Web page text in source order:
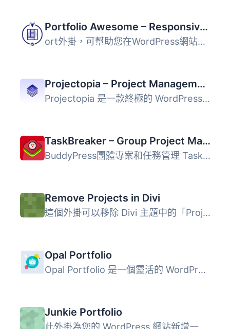
Portfolio Awesome – Responsive WordPress Porfolio Plugin
ort外掛，可幫助您在WordPress網站中輕鬆快速地展示項目成果...
Projectopia – Project Management Tool
Projectopia 是一款終極的 WordPress 專案管理外掛，專為自由...
TaskBreaker – Group Project Management
BuddyPress團體專案和任務管理 TaskBreaker 是一個小型的Word...
Remove Projects in Divi
這個外掛可以移除 Divi 主題中的「Project」自訂文章類型。
Opal Portfolio
Opal Portfolio 是一個靈活的 WordPress 外掛，讓您以多種方...
Junkie Portfolio